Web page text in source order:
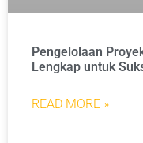
Pengelolaan
Lengkap untuk
READ MORE »